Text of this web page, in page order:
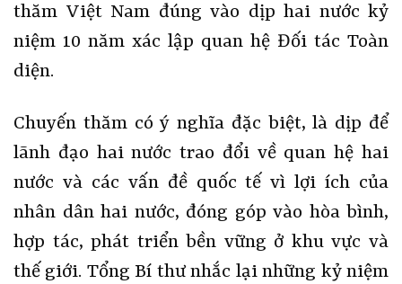
thăm Việt Nam đúng vào dịp hai nước kỷ
niệm 10 năm xác lập quan hệ Đối tác Toàn
diện.
Chuyến thăm có ý nghĩa đặc biệt, là dịp để
lãnh đạo hai nước trao đổi về quan hệ hai
nước và các vấn đề quốc tế vì lợi ích của
nhân dân hai nước, đóng góp vào hòa bình,
hợp tác, phát triển bền vững ở khu vực và
thế giới. Tổng Bí thư nhắc lại những kỷ niệm